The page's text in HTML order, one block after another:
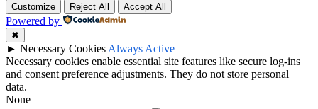
Customize Reject All Accept All
Powered by
✖
► Necessary Cookies Always Active
Necessary cookies enable essential site features like secure log-ins
and consent preference adjustments. They do not store personal
data.
None